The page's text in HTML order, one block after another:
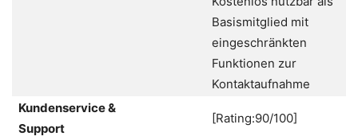
Basismitglied mit
eingeschränkten
Funktionen zur
Kontaktaufnahme
Kundenservice &
Support
[Rating:90/100]